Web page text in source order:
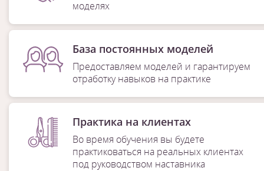
моделях
База постоянных моделей
Предоставляем моделей и гарантируем
отработку навыков на практике
Практика на клиентах
Во время обучения вы будете
практиковаться на реальных клиентах
под руководством наставника